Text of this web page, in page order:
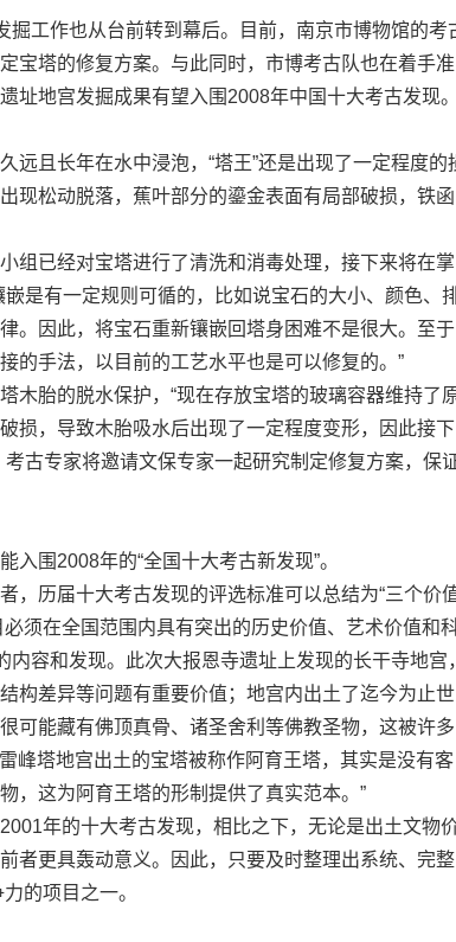
掘工作也从台前转到幕后。目前，南京市博物馆的考
宝塔的修复方案。与此同时，市博考古队也在着手准
址地宫发掘成果有望入围2008年中国十大考古发现。
且长年在水中浸泡，“塔王”还是出现了一定程度的
现松动脱落，蕉叶部分的鎏金表面有局部破损，铁函
已经对宝塔进行了清洗和消毒处理，接下来将在掌
是有一定规则可循的，比如说宝石的大小、颜色、
。因此，将宝石重新镶嵌回塔身困难不是很大。至于
的手法，以目前的工艺水平也是可以修复的。”
胎的脱水保护，“现在存放宝塔的玻璃容器维持了
损，导致木胎吸水后出现了一定程度变形，因此接下
古专家将邀请文保专家一起研究制定修复方案，保
围2008年的“全国十大考古新发现”。
历届十大考古发现的评选标准可以总结为“三个价
必须在全国范围内具有突出的历史价值、艺术价值和
容和发现。此次大报恩寺遗址上发现的长干寺地宫，
构差异等问题有重要价值；地宫内出土了迄今为止世
可能藏有佛顶真骨、诸圣舍利等佛教圣物，这被许多
峰塔地宫出土的宝塔被称作阿育王塔，其实是没有客
，这为阿育王塔的形制提供了真实范本。”
年的十大考古发现，相比之下，无论是出土文物
者更具轰动意义。因此，只要及时整理出系统、完整
的项目之一。